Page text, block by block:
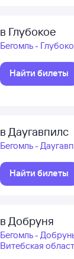
в Глубокое
Бегомль -
Найти билеты
в Даугавпилс
Бегомль -
Найти билеты
в Добруня
Бегомль -
Витебская